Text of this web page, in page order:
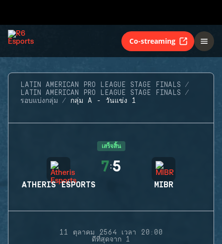
Co-streaming
LATIN AMERICAN PRO LEAGUE STAGE FINALS
LATIN AMERICAN PRO LEAGUE STAGE FINALS
รอบแบ่งกลุ่ม
กลุ่ม A - วันแข่ง 1
เสร็จสิ้น
ATHERIS ESPORTS
7:5
MIBR
11 ตุลาคม 2564 เวลา 20:00
ดีที่สุดจาก 1